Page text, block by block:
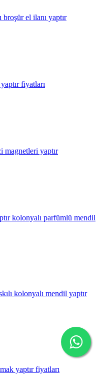
el ilanı yaptır
fiyatları
magnetleri yaptır
kolonyalı parfümlü mendil
kolonyalı mendil yaptır
yaptır fiyatları